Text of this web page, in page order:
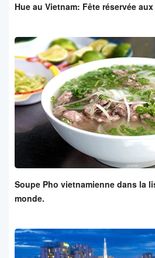
Hue au Vietnam: Fête réservée
Soupe Pho vietnamienne dans la
monde.